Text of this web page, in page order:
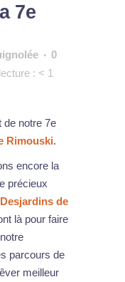
7e
0
: < 1
de notre 7e
Rimouski.
encore la
précieux
de
là pour faire
parcours de
meilleur